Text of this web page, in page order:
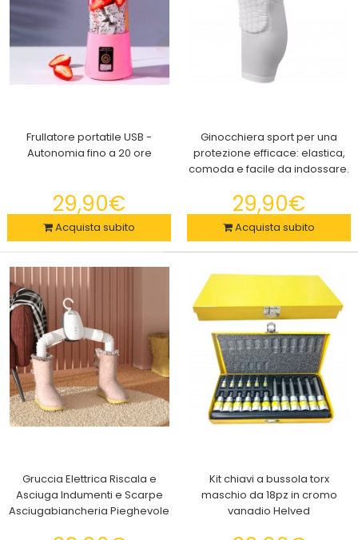
Alberi di Natale (Imperatore, Norvegia, Bianco Natale, Fibra
ottica) in varie dimensioni
24,90€
RAMI DENSI E REALISTICI: Gli aghi dell’albero sono realizzati in PV
ecologico di alta qualità, mat..
Albero Decorativo Luminoso LED
19,90€
Frullatore portatile USB -
Autonomia fino a 20 ore
29,90€
Acquista subito
Ginocchiera sport per una
protezione efficace: elastica,
comoda e facile da indossare.
29,90€
Acquista subito
Gruccia Elettrica Riscala e
Asciuga Indumenti e Scarpe
Asciugabiancheria Pieghevole
Kit chiavi a bussola torx
maschio da 18pz in cromo
vanadio Helved